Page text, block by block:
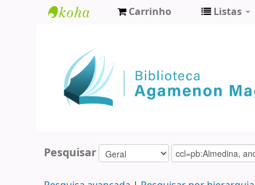
Agamenon
Magalhães
Carrinho Listas
Pesquisar